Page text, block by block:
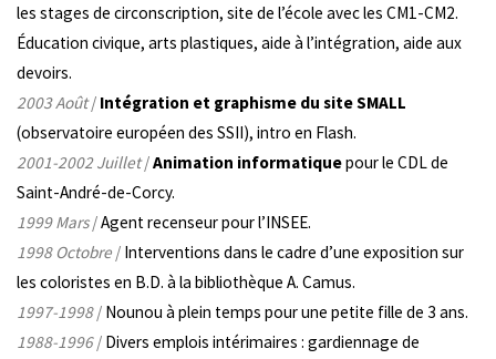
les stages de circonscription, site de l’école avec les CM1-CM2.
Éducation civique, arts plastiques, aide à l’intégration, aide aux
devoirs.
2003 Août/ Intégration et graphisme dusiteSMALL
(observatoire européen des SSII), intro en Flash.
2001-2002 Juillet/Animation informatiquepour le CDL de
Saint-André-de-Corcy.
1999 Mars/Agent recenseur pour l’INSEE.
1998 Octobre / Interventions dans le cadre d’une exposition sur
les coloristes en B.D. à la bibliothèque A. Camus.
1997-1998/ Nounou à plein temps pour une petite fille de 3 ans.
1988-1996/ Divers emplois intérimaires : gardiennage de